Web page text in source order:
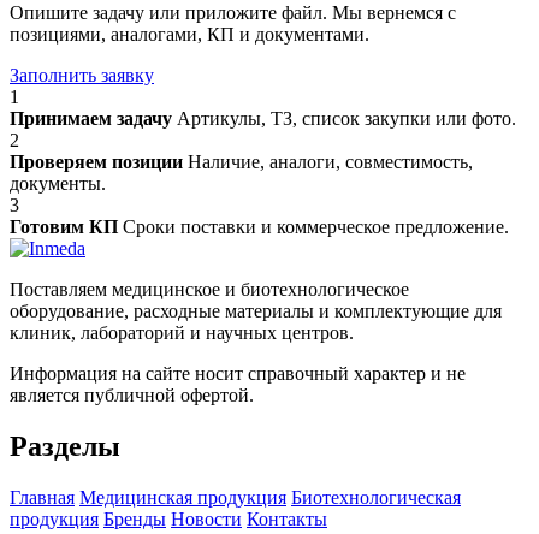
Опишите задачу или приложите файл. Мы вернемся с
позициями, аналогами, КП и документами.
Заполнить заявку
1
Принимаем задачу Артикулы, ТЗ, список закупки или фото.
2
Проверяем позиции Наличие, аналоги, совместимость,
документы.
3
Готовим КП Сроки поставки и коммерческое предложение.
Поставляем медицинское и биотехнологическое
оборудование, расходные материалы и комплектующие для
клиник, лабораторий и научных центров.
Информация на сайте носит справочный характер и не
является публичной офертой.
Разделы
Главная Медицинская продукция Биотехнологическая
продукция Бренды Новости Контакты